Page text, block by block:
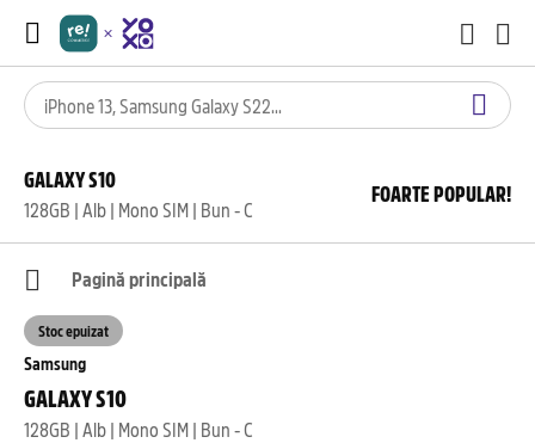
GALAXY S10
128GB | Alb | Mono SIM | Bun - C
FOARTE POPULAR!
Pagină principală
Samsung
GALAXY S10
128GB | Alb | Mono SIM | Bun - C
Stoc epuizat